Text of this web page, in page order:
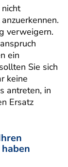
verweigern.
ein
Sie sich
keine
antreten, in
Ersatz